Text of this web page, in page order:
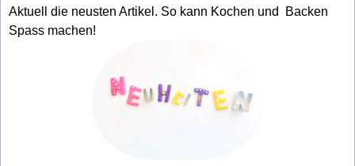
Aktuell die neusten Artikel. So kann Kochen und Backen
Spass machen!